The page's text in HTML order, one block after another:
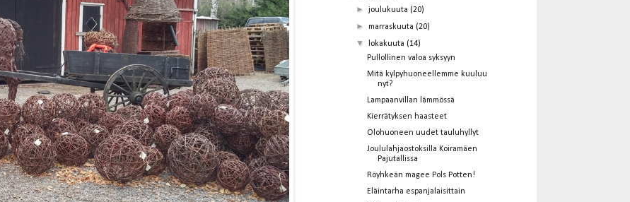
► joulukuuta (20)
► marraskuuta (20)
▼ lokakuuta (14)
Pullollinen valoa syksyyn
Mitä kylpyhuoneellemme kuuluu
nyt?
Lampaanvillan lämmössä
Kierrätyksen haasteet
Olohuoneen uudet tauluhyllyt
Joululahjaostoksilla Koiramäen
Pajutallissa
Röyhkeän magee Pols Potten!
Eläintarha espanjalaisittain